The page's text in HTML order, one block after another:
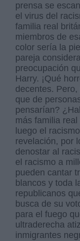
prensa se
el virus del
familia real
miembros de
color sería la
pareja
preocupación
Harry. ¡Qué
decentes.
que de
pensarían?
más familia
luego el
revelación, por
denostar al
el racismo a
pueden cantar
blancos y toda
republicanos
busca de su
para el fuego
ultraderecha
inmigrantes